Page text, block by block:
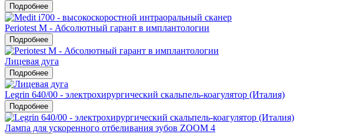
Подробнее
Periotest M - Абсолютный гарант в имплантологии
Подробнее
Лицевая дуга
Подробнее
Legrin 640/00 - электрохирургический скальпель-коагулятор (Италия)
Подробнее
Лампа для ускоренного отбеливания зубов ZOOM 4